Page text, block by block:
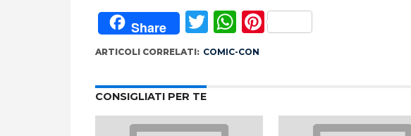
Share Twitter
WhatsApp
Pinterest
ARTICOLI CORRELATI: COMIC-CON
CONSIGLIATI PER TE